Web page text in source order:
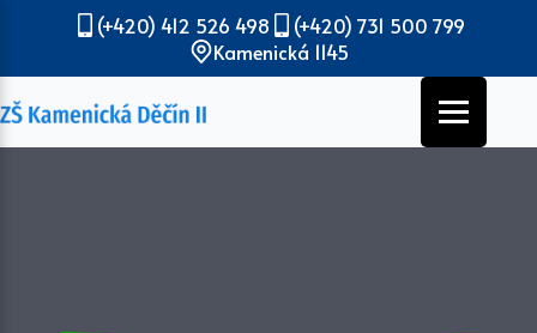
(+420) 412 526 498
(+420) 731 500 799
Kamenická 1145